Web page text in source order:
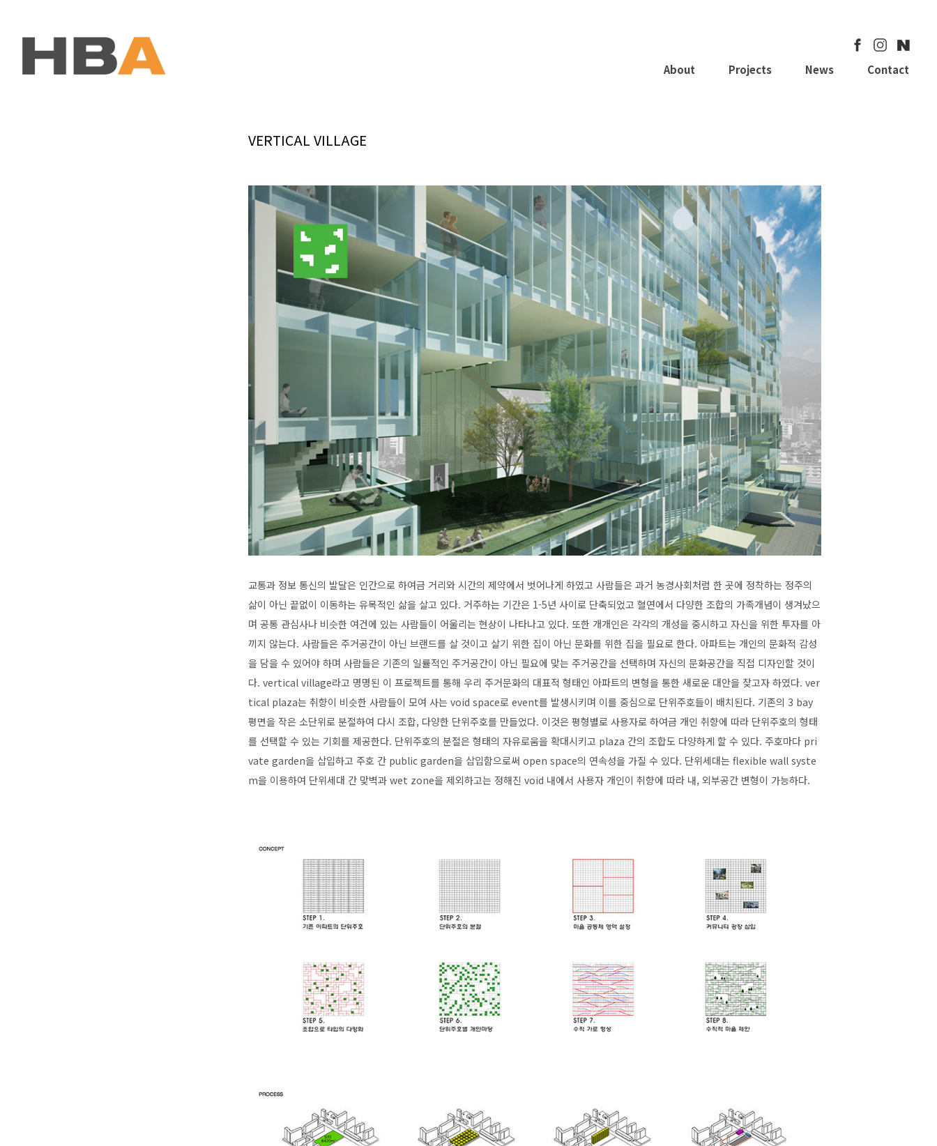
About Projects News Contact
VERTICAL VILLAGE
교통과 정보 통신의 발달은 인간으로 하여금 거리와 시간의 제약에서 벗어나게 하였고 사람들은 과거 농경사회처럼 한 곳에 정착하는 정주의
삶이 아닌 끝없이 이동하는 유목적인 삶을 살고 있다. 거주하는 기간은 1-5년 사이로 단축되었고 혈연에서 다양한 조합의 가족개념이 생겨났으
며 공통 관심사나 비슷한 여건에 있는 사람들이 어울리는 현상이 나타나고 있다. 또한 개개인은 각각의 개성을 중시하고 자신을 위한 투자를 아
끼지 않는다. 사람들은 주거공간이 아닌 브랜드를 살 것이고 살기 위한 집이 아닌 문화를 위한 집을 필요로 한다. 아파트는 개인의 문화적 감성
을 담을 수 있어야 하며 사람들은 기존의 일률적인 주거공간이 아닌 필요에 맞는 주거공간을 선택하며 자신의 문화공간을 직접 디자인할 것이
다. vertical village라고 명명된 이 프로젝트를 통해 우리 주거문화의 대표적 형태인 아파트의 변형을 통한 새로운 대안을 찾고자 하였다. ver
tical plaza는 취향이 비슷한 사람들이 모여 사는 void space로 event를 발생시키며 이를 중심으로 단위주호들이 배치된다. 기존의 3 bay
평면을 작은 소단위로 분절하여 다시 조합, 다양한 단위주호를 만들었다. 이것은 평형별로 사용자로 하여금 개인 취향에 따라 단위주호의 형태
를 선택할 수 있는 기회를 제공한다. 단위주호의 분절은 형태의 자유로움을 확대시키고 plaza 간의 조합도 다양하게 할 수 있다. 주호마다 pri
vate garden을 삽입하고 주호 간 public garden을 삽입함으로써 open space의 연속성을 가질 수 있다. 단위세대는 flexible wall syste
m을 이용하여 단위세대 간 맞벽과 wet zone을 제외하고는 정해진 void 내에서 사용자 개인이 취향에 따라 내, 외부공간 변형이 가능하다.